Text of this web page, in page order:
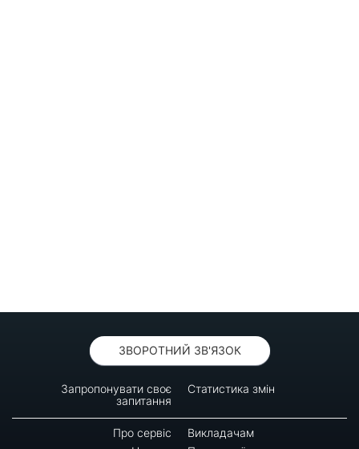
ЗВОРОТНИЙ ЗВ'ЯЗОК
Запропонувати своє
запитання
Статистика змін
Про сервіс
Викладачам